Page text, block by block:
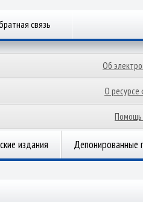
связь
Об
О ресурсе
Помощь
издания Депонированные